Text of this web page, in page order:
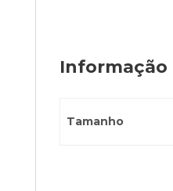
Informação
Tamanho